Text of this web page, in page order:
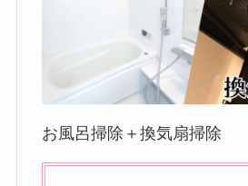
お風呂掃除＋換気扇掃除